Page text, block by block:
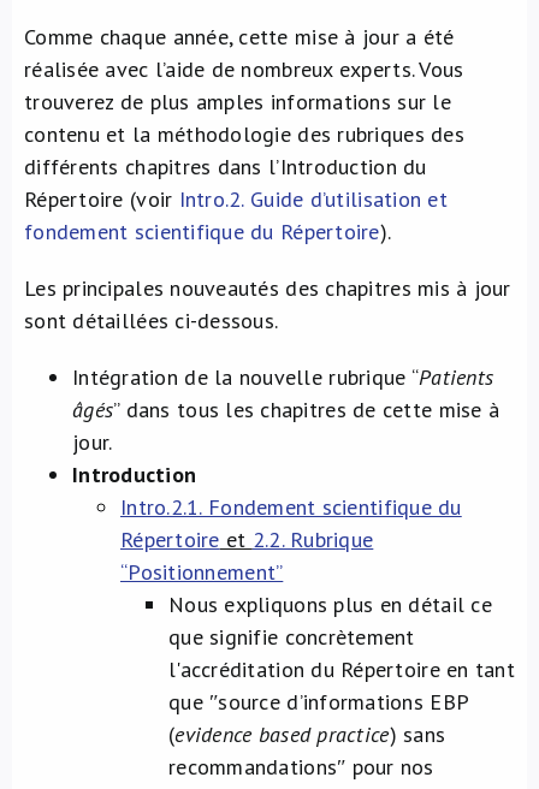
Comme chaque année, cette mise à jour a été
réalisée avec l’aide de nombreux experts. Vous
trouverez de plus amples informations sur le
contenu et la méthodologie des rubriques des
différents chapitres dans l’Introduction du
Répertoire (voir Intro.2. Guide d’utilisation et
fondement scientifique du Répertoire).
Les principales nouveautés des chapitres mis à jour
sont détaillées ci-dessous.
Intégration de la nouvelle rubrique “Patients
âgés” dans tous les chapitres de cette mise à
jour.
Introduction
Intro.2.1. Fondement scientifique du
Répertoire et 2.2. Rubrique
“Positionnement”
Nous expliquons plus en détail ce
que signifie concrètement
l'accréditation du Répertoire en tant
que ʺsource d’informations EBP
(evidence based practice) sans
recommandationsʺ pour nos